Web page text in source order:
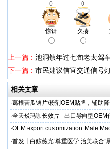
0 0
惊讶 欠揍
上一篇： 池洞镇年过七旬老太驾
下一篇： 市民建议信宜交通信号
相关文章
·葛根苦瓜铬片/粉剂OEM贴牌，辅助
·全天然玛咖长效片 - 出口导向型OEM
加剂
·OEM export customization: Male
·首发丨白鲸薇光“尊重医学 治美联合”